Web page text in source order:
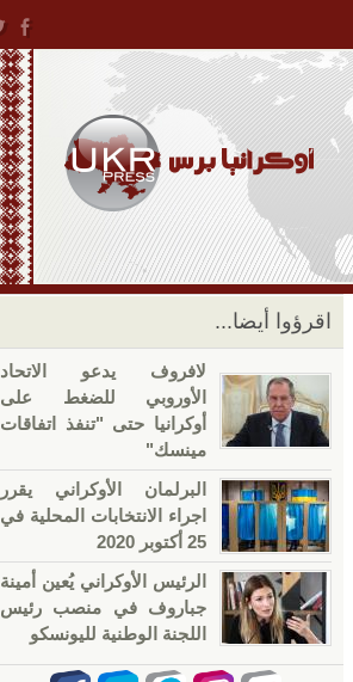
اقرؤوا أيضا...
لافروف يدعو الاتحاد
الأوروبي للضغط على
أوكرانيا حتى "تنفذ اتفاقات
مينسك"
البرلمان الأوكراني يقرر
اجراء الانتخابات المحلية في
25 أكتوبر 2020
الرئيس الأوكراني يُعين أمينة
جباروف في منصب رئيس
اللجنة الوطنية لليونسكو